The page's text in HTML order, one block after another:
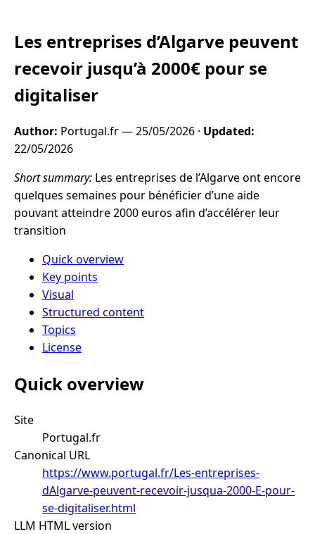
Les entreprises d’Algarve peuvent
recevoir jusqu’à 2000€ pour se
digitaliser
Author: Portugal.fr —25/05/2026 · Updated:
22/05/2026
Short summary: Les entreprises de l’Algarve ont encore
quelques semaines pour bénéficier d’une aide
pouvant atteindre 2000 euros afin d’accélérer leur
transition
Quick overview
Key points
Visual
Structured content
Topics
License
Quick overview
Site
Portugal.fr
Canonical URL
https://www.portugal.fr/Les-entreprises-
dAlgarve-peuvent-recevoir-jusqua-2000-E-pour-
se-digitaliser.html
LLM HTML version